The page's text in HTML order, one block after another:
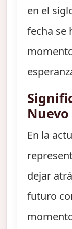
en el
fecha se
Nuevo
En la
dejar
futuro